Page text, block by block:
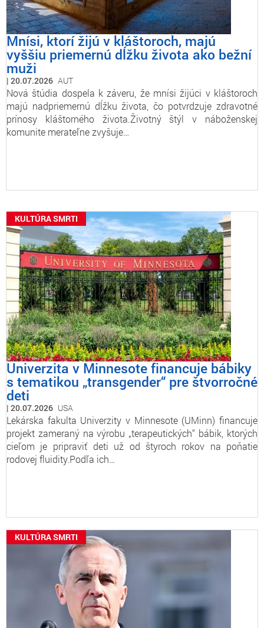
Mnísi, ktorí žijú v kláštoroch, majú
vyššiu priemernú dĺžku života ako bežní
muži
20.07.2026 AUT
Nová štúdia dospela k záveru, že mnísi žijúci v kláštoroch
majú nadpriemernú dĺžku života, čo potvrdzuje zdravotné
prínosy kláštorného života.Životný štýl v náboženskej
komunite merateľne zvyšuje…
KULTÚRA SMRTI
Univerzita v Minnesote financuje bábiky
s tematikou „transgender“ pre štvorročné
deti
20.07.2026 USA
Lekárska fakulta Univerzity v Minnesote (UMinn) financuje
projekt zameraný na výrobu „terapeutických“ bábik, ktorých
cieľom je pripraviť deti už od štyroch rokov na poňatie
rodovej fluidity.Podľa ich…
KULTÚRA SMRTI